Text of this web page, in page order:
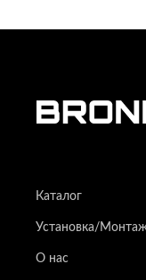
Каталог
Установка/
О нас